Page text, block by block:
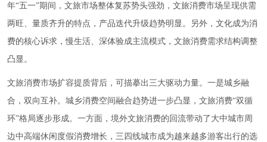
年“五一”期间，文旅市场整体复苏势头强劲，文旅消费市场呈现供需
两旺、量质齐升的特点，产品迭代升级趋势明显。另外，文化成为消
费的核心诉求，慢生活、深体验成主流模式，文旅消费需求结构调整
凸显。
文旅消费市场扩容提质背后，可描摹出三大驱动力量。一是城乡融
合，双向互补。城乡消费空间融合趋势进一步凸显，文旅消费“双循
环”格局逐步形成。一方面，境外文旅消费的回流带动了大中城市周
边中高端休闲度假消费增长，三四线城市成为越来越多游客出行的选